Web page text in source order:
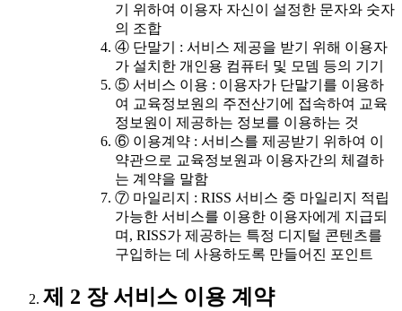
기 위하여 이용자 자신이 설정한 문자와 숫자
의 조합
④ 단말기 : 서비스 제공을 받기 위해 이용자
가 설치한 개인용 컴퓨터 및 모뎀 등의 기기
⑤ 서비스 이용 : 이용자가 단말기를 이용하
여 교육정보원의 주전산기에 접속하여 교육
정보원이 제공하는 정보를 이용하는 것
⑥ 이용계약 : 서비스를 제공받기 위하여 이
약관으로 교육정보원과 이용자간의 체결하
는 계약을 말함
⑦ 마일리지 : RISS 서비스 중 마일리지 적립
가능한 서비스를 이용한 이용자에게 지급되
며, RISS가 제공하는 특정 디지털 콘텐츠를
구입하는 데 사용하도록 만들어진 포인트
제 2 장 서비스 이용 계약